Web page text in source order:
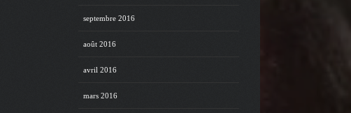
septembre 2016
août 2016
avril 2016
mars 2016